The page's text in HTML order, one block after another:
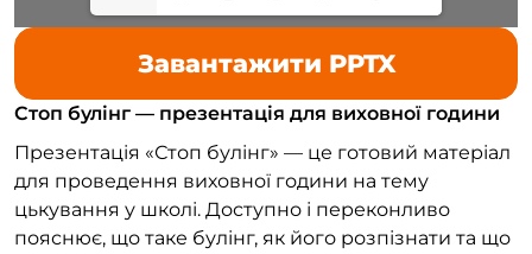
Завантажити PPTX
Стоп булінг — презентація для виховної години
Презентація «Стоп булінг» — це готовий матеріал
для проведення виховної години на тему
цькування у школі. Доступно і переконливо
пояснює, що таке булінг, як його розпізнати та що